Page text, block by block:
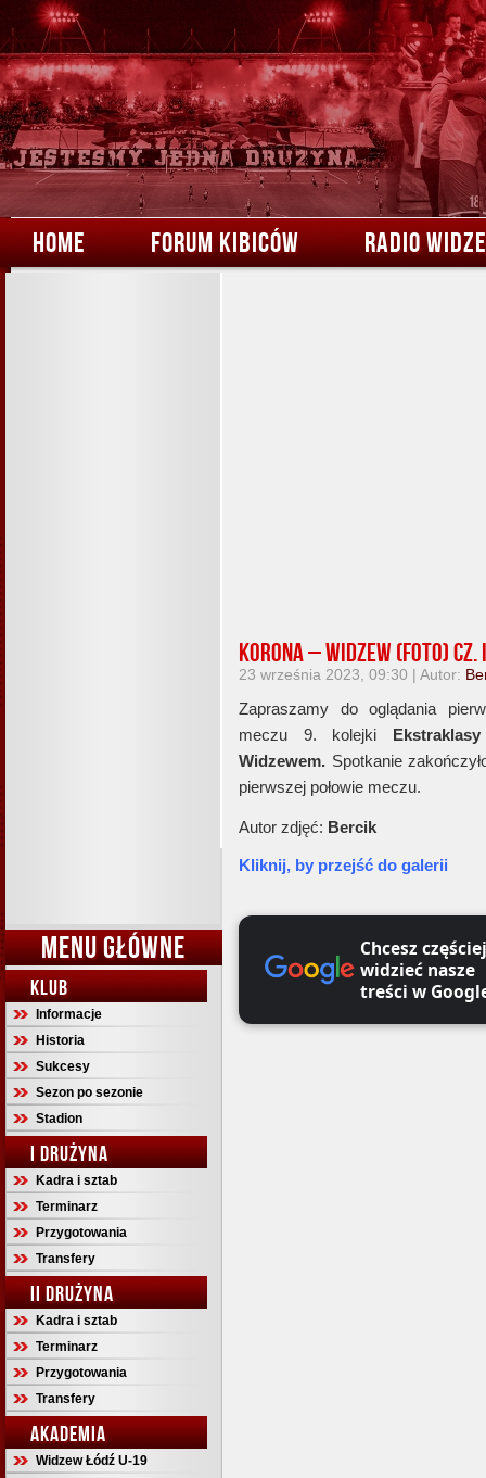
HOME FORUM KIBICÓW RADIO
MENU GŁÓWNE
KLUB
Informacje
Historia
Sukcesy
Sezon po sezonie
Stadion
I DRUŻYNA
Kadra i sztab
Terminarz
Przygotowania
Transfery
II DRUŻYNA
Kadra i sztab
Terminarz
Przygotowania
Transfery
AKADEMIA
Widzew Łódź U-19
Korona – Widzew (foto) cz. I
23 września 2023, 09:30 | Autor:
Zapraszamy do oglądania
meczu 9. kolejki Ekstraklasy
Widzewem. Spotkanie
pierwszej połowie meczu.
Autor zdjęć: Bercik
Kliknij, by przejść do galerii
Chcesz częściej
widzieć nasze
treści w